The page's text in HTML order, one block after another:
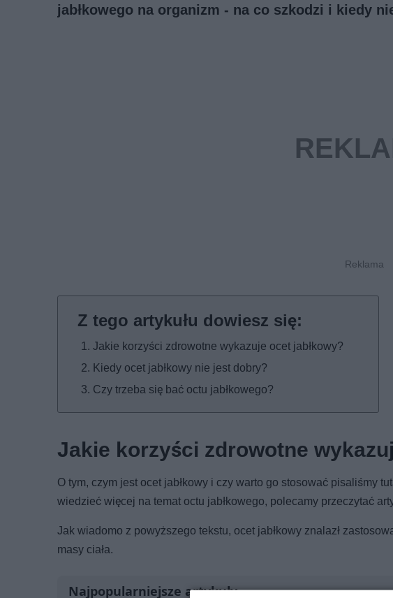
jabłkowego na organizm - na co szkodzi i kiedy
Jakie korzyści zdrowotne wykazuje ocet jabłkowy?
Kiedy ocet jabłkowy nie jest dobry?
Czy trzeba się bać octu jabłkowego?
Jakie korzyści zdrowotne
O tym, czym jest ocet jabłkowy i czy warto go stosować pisaliśmy
wiedzieć więcej na temat octu jabłkowego, polecamy przeczytać
Jak wiadomo z powyższego tekstu, ocet jabłkowy znalazł
masy ciała.
Najpopularniejsze artykuły